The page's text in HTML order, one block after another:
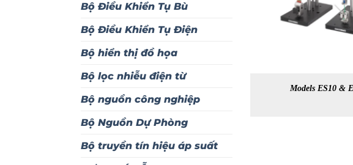
Bộ Điều Khiển Tụ Bù
Bộ Điều Khiển Tụ Điện
Bộ hiển thị đồ họa
Bộ lọc nhiễu điện từ
Bộ nguồn công nghiệp
Bộ Nguồn Dự Phòng
Bộ truyền tín hiệu áp suất
Models ES10 &